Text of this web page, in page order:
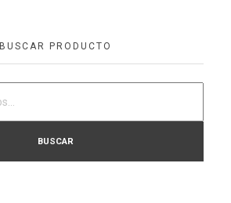
BUSCAR PRODUCTO
BUSCAR